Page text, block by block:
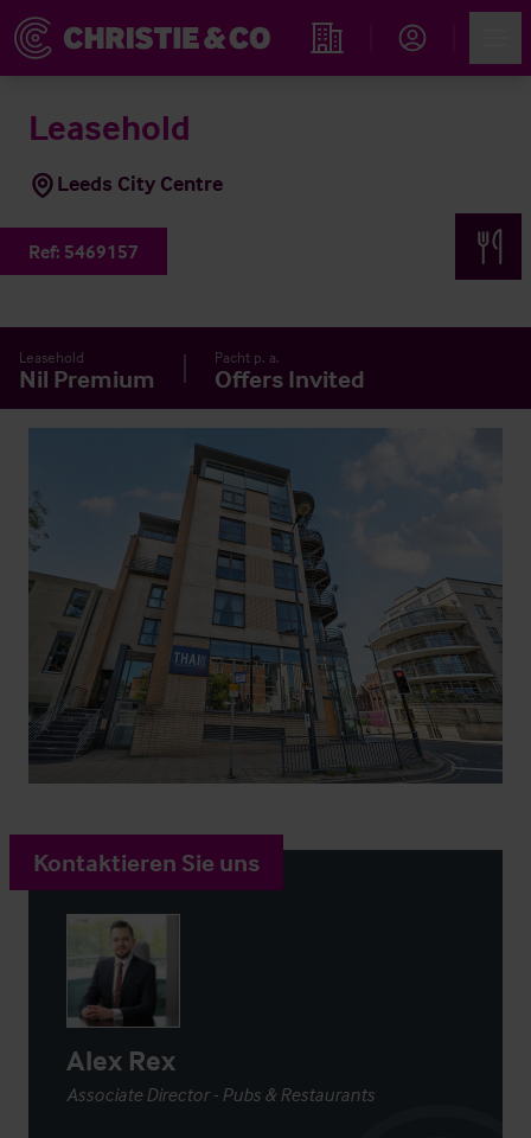
Immobiliensuche
Leasehold
Leeds City Centre
Ref: 5469157
Leasehold
Nil Premium
Pacht p. a.
Offers Invited
Kontaktieren Sie uns
Alex Rex
Associate Director - Pubs & Restaurants